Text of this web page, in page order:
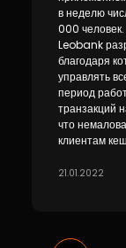
в неделю
000 человек.
Leobank
благодаря
управлять
период
транзакций
что
клиентам
21.01.2022